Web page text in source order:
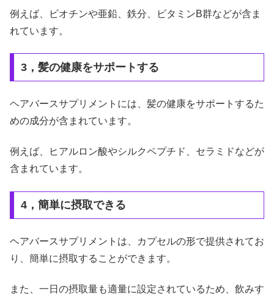
例えば、ビオチンや亜鉛、鉄分、ビタミンB群などが含ま
れています。
3，髪の健康をサポートする
ヘアバースサプリメントには、髪の健康をサポートするた
めの成分が含まれています。
例えば、ヒアルロン酸やシルクペプチド、セラミドなどが
含まれています。
4，簡単に摂取できる
ヘアバースサプリメントは、カプセルの形で提供されてお
り、簡単に摂取することができます。
また、一日の摂取量も適量に設定されているため、飲みす